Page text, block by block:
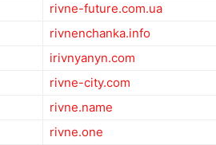
rivne-future.com.ua
rivnenchanka.info
irivnyanyn.com
rivne-city.com
rivne.name
rivne.one